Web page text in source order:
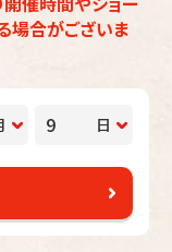
場合がございま
日